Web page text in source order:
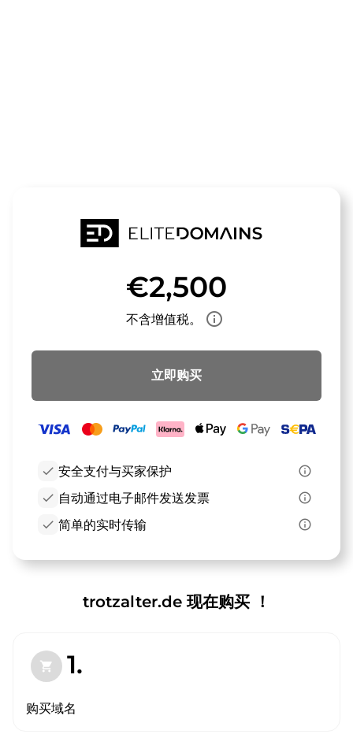
€2,500
不含增值税。 info_outline
立即购买
check 安全支付与买家保护
info_outline
check 自动通过电子邮件发送发票
info_outline
check 简单的实时传输 info_outline
trotzalter.de 现在购买 ！
shopping_cart 1.
购买域名